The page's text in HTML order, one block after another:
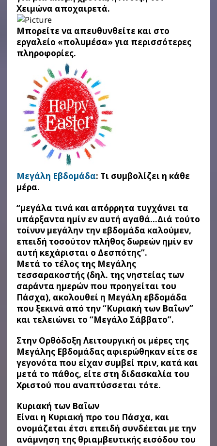
Χειμώνα αποχαιρετά.
Μπορείτε να απευθυνθείτε και στο
εργαλείο «πολυμέσα» για περισσότερες
πληροφορίες.
Μεγάλη Εβδομάδα: Tι συμβολίζει η κάθε
μέρα.
“μεγάλα τινά και απόρρητα τυγχάνει τα
υπάρξαντα ημίν εν αυτή αγαθά…Διά τούτο
τοίνυν μεγάλην την εβδομάδα καλούμεν,
επειδή τοσούτον πλήθος δωρεών ημίν εν
αυτή κεχάρισται ο Δεσπότης”.
Μετά το τέλος της Μεγάλης
τεσσαρακοστής (δηλ. της νηστείας των
σαράντα ημερών που προηγείται του
Πάσχα), ακολουθεί η Μεγάλη εβδομάδα
που ξεκινά από την “Κυριακή των Βαΐων”
και τελειώνει το “Μεγάλο Σάββατο”.
Στην Ορθόδοξη Λειτουργική οι μέρες της
Μεγάλης Εβδομάδας αφιερώθηκαν είτε σε
γεγονότα που είχαν συμβεί πριν, κατά και
μετά το πάθος, είτε στη διδασκαλία του
Χριστού που αναπτύσσεται τότε.
Κυριακή των Βαΐων
Είναι η Κυριακή προ του Πάσχα, και
ονομάζεται έτσι επειδή συνδέεται με την
ανάμνηση της θριαμβευτικής εισόδου του